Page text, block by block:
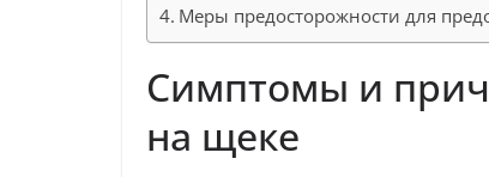
Меры предосторожности для
Симптомы и
на щеке